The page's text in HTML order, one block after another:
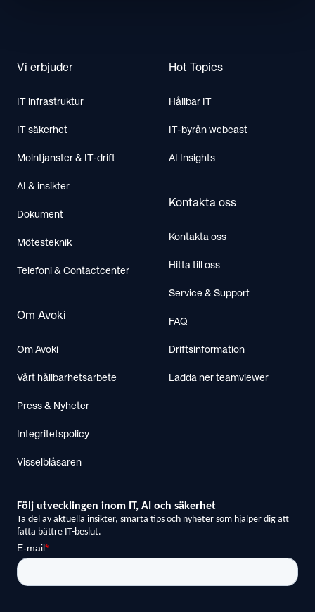
Vi erbjuder
IT infrastruktur
IT säkerhet
Molntjanster & IT-drift
AI & insikter
Dokument
Mötesteknik
Telefoni & Contactcenter
Om Avoki
Om Avoki
Vårt hållbarhetsarbete
Press & Nyheter
Integritetspolicy
Visselblåsaren
Hot Topics
Hållbar IT
IT-byrån webcast
AI Insights
Kontakta oss
Kontakta oss
Hitta till oss
Service & Support
FAQ
Driftsinformation
Ladda ner teamviewer